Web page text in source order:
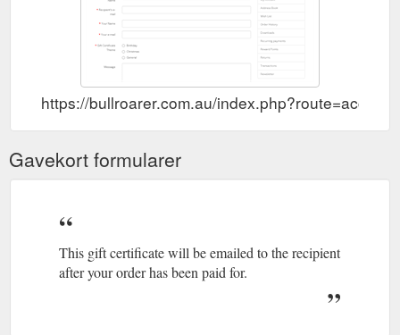
https://bullroarer.com.au/
Gavekort formularer
This gift certificate will be emailed to the recipient
after your order has been paid for.